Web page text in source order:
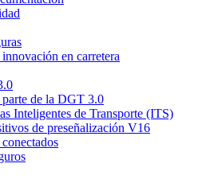
en carretera
parte de la DGT 3.0
Inteligentes de Transporte (ITS)
de preseñalización V16